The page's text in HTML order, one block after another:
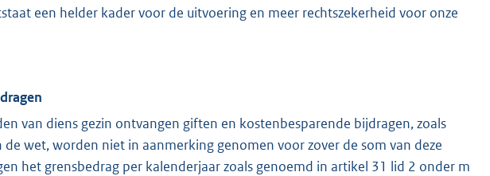
een helder kader voor de uitvoering en meer rechtszekerheid voor onze
van diens gezin ontvangen giften en kostenbesparende bijdragen, zoals
wet, worden niet in aanmerking genomen voor zover de som van deze
het grensbedrag per kalenderjaar zoals genoemd in artikel 31 lid 2 onder m